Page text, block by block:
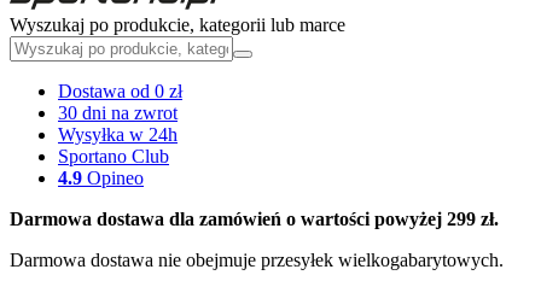
Wyszukaj po produkcie, kategorii lub marce
Dostawa od 0 zł
30 dni na zwrot
Wysyłka w 24h
Sportano Club
4.9 Opineo
Darmowa dostawa dla zamówień o wartości powyżej 299 zł.
Darmowa dostawa nie obejmuje przesyłek wielkogabarytowych.